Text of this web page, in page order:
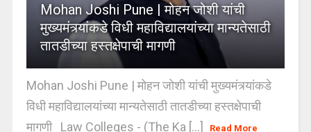
Mohan Joshi Pune | मोहन जोशी यांची
मुख्यमंत्र्यांकडे विधी महाविद्यालयांच्या मान्यतेसाठी
तातडीच्या हस्तक्षेपाची मागणी
Mohan Joshi Pune | मोहन जोशी यांची मुख्यमंत्र्यांकडे
विधी महाविद्यालयांच्या मान्यतेसाठी तातडीच्या हस्तक्षेपाची
मागणी Law Colleges - (The Ka [...]
Read More